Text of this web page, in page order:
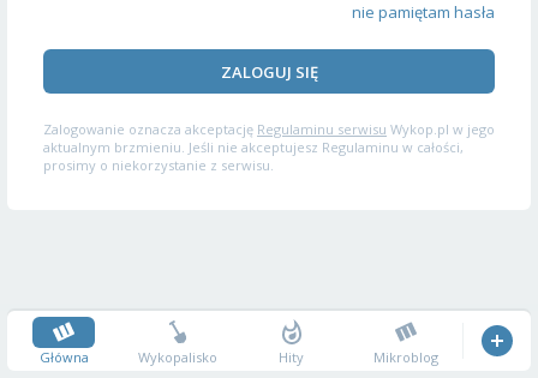
nie pamiętam hasła
ZALOGUJ SIĘ
Zalogowanie oznacza akceptację Regulaminu serwisu Wykop.pl w jego
aktualnym brzmieniu. Jeśli nie akceptujesz Regulaminu w całości,
prosimy o niekorzystanie z serwisu.
Główna Wykopalisko Hity Mikroblog